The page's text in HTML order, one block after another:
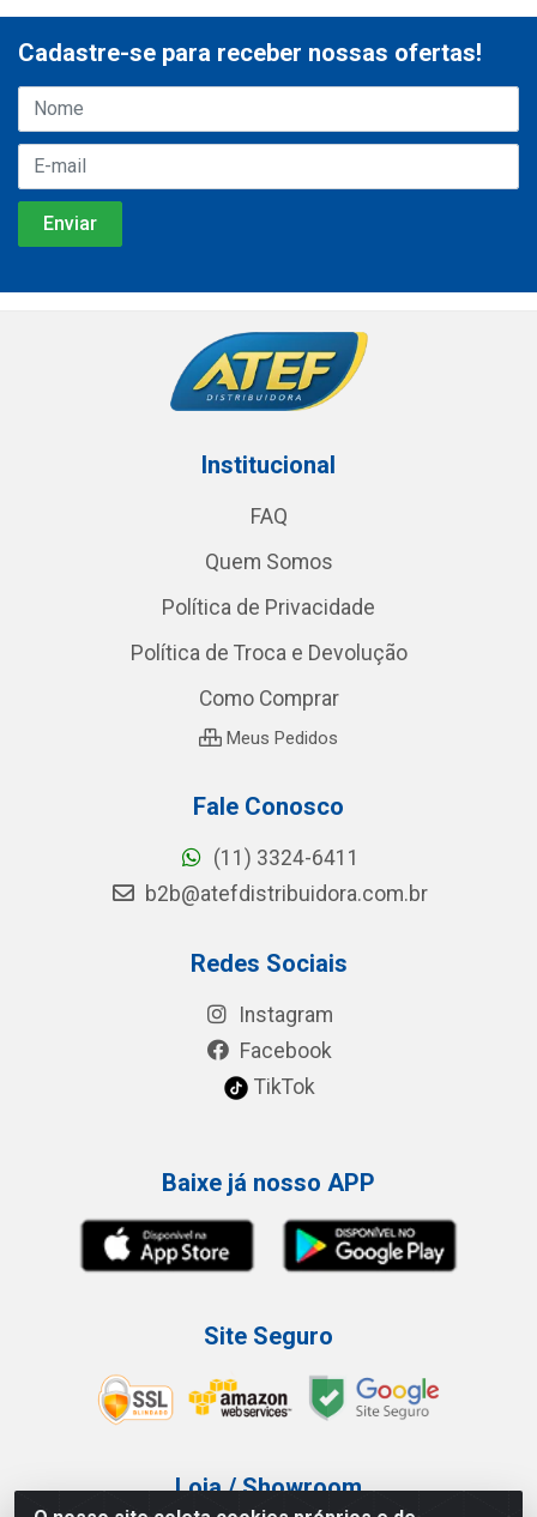
Cadastre-se para receber nossas ofertas!
Institucional
FAQ
Quem Somos
Política de Privacidade
Política de Troca e Devolução
Como Comprar
Meus Pedidos
Fale Conosco
(11) 3324-6411
b2b@atefdistribuidora.com.br
Redes Sociais
Instagram
Facebook
TikTok
Baixe já nosso APP
Site Seguro
Loja / Showroom